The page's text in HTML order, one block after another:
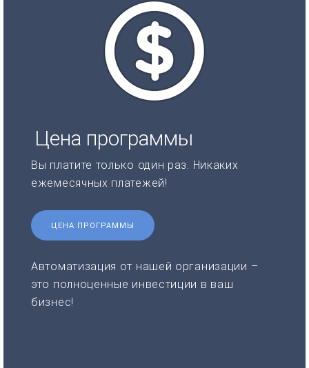
Цена программы
Вы платите только один раз. Никаких
ежемесячных платежей!
ЦЕНА ПРОГРАММЫ
Автоматизация от нашей организации –
это полноценные инвестиции в ваш
бизнес!